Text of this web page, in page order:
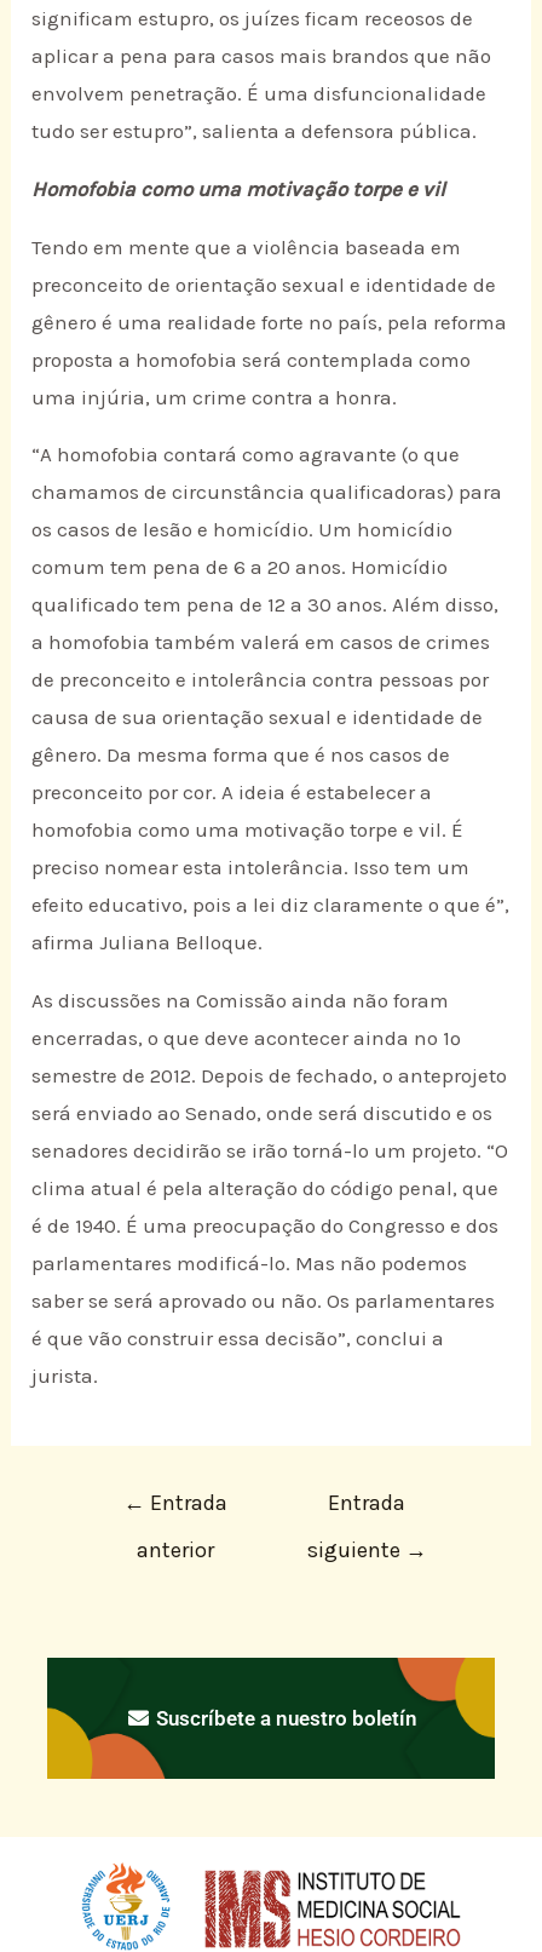
significam estupro, os juízes ficam receosos de
aplicar a pena para casos mais brandos que não
envolvem penetração. É uma disfuncionalidade
tudo ser estupro”, salienta a defensora pública.
Homofobia como uma motivação torpe e vil
Tendo em mente que a violência baseada em
preconceito de orientação sexual e identidade de
gênero é uma realidade forte no país, pela reforma
proposta a homofobia será contemplada como
uma injúria, um crime contra a honra.
“A homofobia contará como agravante (o que
chamamos de circunstância qualificadoras) para
os casos de lesão e homicídio. Um homicídio
comum tem pena de 6 a 20 anos. Homicídio
qualificado tem pena de 12 a 30 anos. Além disso,
a homofobia também valerá em casos de crimes
de preconceito e intolerância contra pessoas por
causa de sua orientação sexual e identidade de
gênero. Da mesma forma que é nos casos de
preconceito por cor. A ideia é estabelecer a
homofobia como uma motivação torpe e vil. É
preciso nomear esta intolerância. Isso tem um
efeito educativo, pois a lei diz claramente o que é”,
afirma Juliana Belloque.
As discussões na Comissão ainda não foram
encerradas, o que deve acontecer ainda no 1º
semestre de 2012. Depois de fechado, o anteprojeto
será enviado ao Senado, onde será discutido e os
senadores decidirão se irão torná-lo um projeto. “O
clima atual é pela alteração do código penal, que
é de 1940. É uma preocupação do Congresso e dos
parlamentares modificá-lo. Mas não podemos
saber se será aprovado ou não. Os parlamentares
é que vão construir essa decisão”, conclui a
jurista.
← Entrada
anterior
Entrada
siguiente →
Suscríbete a nuestro boletín